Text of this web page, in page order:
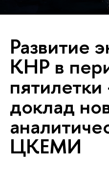
Развитие
КНР в
доклад
ЦКЕМИ